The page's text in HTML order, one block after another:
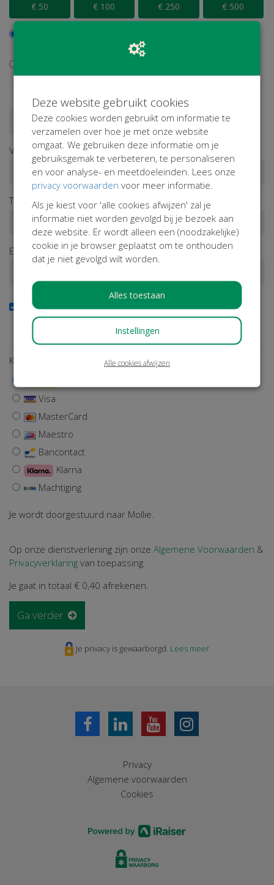
€ 50 € 100 € 250 € 500
Doneren als persoon Doneren als bedrijf
Voornaam*
Tussenv. Achternaam*
E-mailadres*
Ja, ik wil de nieuwsbrief ontvangen
Wil je op de hoogte blijven van onze activiteiten? Schrijf je
Kies een betaalmethode
Visa
MasterCard
Maestro
Bancontact
Klarna
Machtiging
Je wordt doorgestuurd naar Mollie.
Op onze dienstverlening zijn onze Algemene Voorwaarden &
Privacyverklaring van toepassing.
Je gaat in totaal € 0,40 afrekenen.
Ga verder
Je privacy is gewaarborgd. Lees meer
Privacy
Algemene voorwaarden
Cookies
Deze website gebruikt cookies
Deze cookies worden gebruikt om informatie te
verzamelen over hoe je met onze website
omgaat. We gebruiken deze informatie om je
gebruiksgemak te verbeteren, te personaliseren
en voor analyse- en meetdoeleinden. Lees onze
privacy voorwaarden voor meer informatie.
Als je kiest voor 'alle cookies afwijzen' zal je
informatie niet worden gevolgd bij je bezoek aan
deze website. Er wordt alleen een (noodzakelijke)
cookie in je browser geplaatst om te onthouden
dat je niet gevolgd wilt worden.
Alles toestaan
Instellingen
Alle cookies afwijzen